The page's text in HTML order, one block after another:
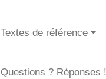
Textes de référence
Questions ? Réponses !